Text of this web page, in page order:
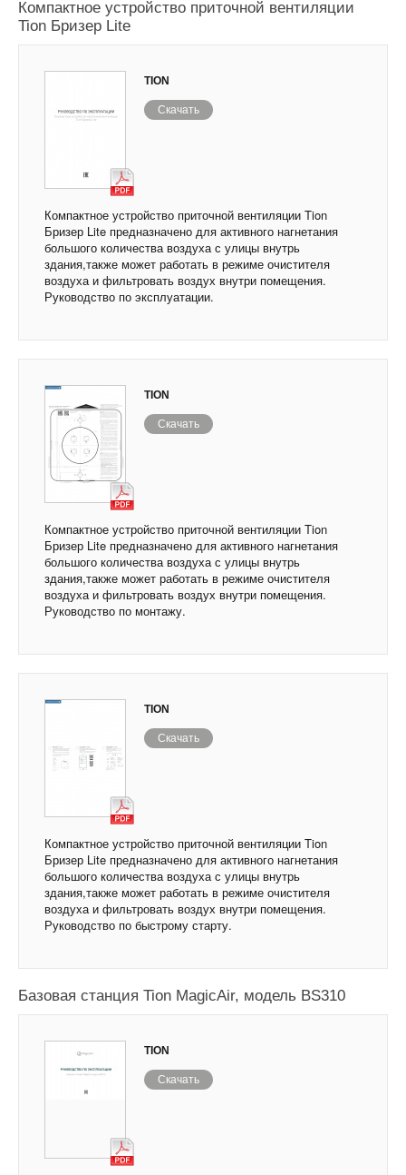
Компактное устройство приточной вентиляции
Tion Бризер Lite
TION
Скачать
Компактное устройство приточной вентиляции Tion
Бризер Lite предназначено для активного нагнетания
большого количества воздуха с улицы внутрь
здания,также может работать в режиме очистителя
воздуха и фильтровать воздух внутри помещения.
Руководство по эксплуатации.
TION
Скачать
Компактное устройство приточной вентиляции Tion
Бризер Lite предназначено для активного нагнетания
большого количества воздуха с улицы внутрь
здания,также может работать в режиме очистителя
воздуха и фильтровать воздух внутри помещения.
Руководство по монтажу.
TION
Скачать
Компактное устройство приточной вентиляции Tion
Бризер Lite предназначено для активного нагнетания
большого количества воздуха с улицы внутрь
здания,также может работать в режиме очистителя
воздуха и фильтровать воздух внутри помещения.
Руководство по быстрому старту.
Базовая станция Tion MagicAir, модель BS310
TION
Скачать